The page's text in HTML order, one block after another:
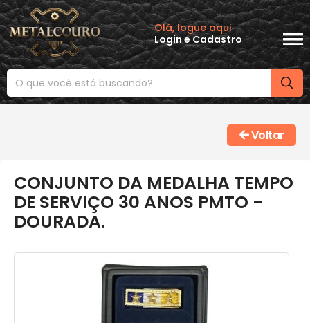
Olá, logue aqui
LogineCadastro
Voltar
CONJUNTO DA MEDALHA TEMPO
DE SERVIÇO 30 ANOS PMTO -
DOURADA.